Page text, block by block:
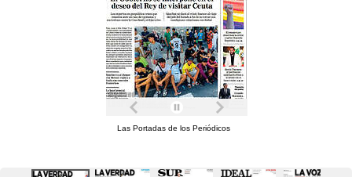
Las Portadas de los Periódicos